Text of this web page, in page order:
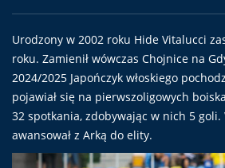
Urodzony w 2002 roku Hide Vitalucci
roku. Zamienił wówczas Chojnice na
2024/2025 Japończyk włoskiego
pojawiał się na pierwszoligowych
32 spotkania, zdobywając w nich 5
awansował z Arką do elity.